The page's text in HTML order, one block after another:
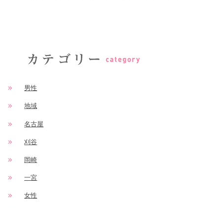
男性
地域
名古屋
刈谷
岡崎
一宮
女性